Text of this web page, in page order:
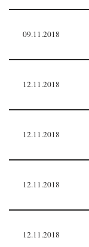
09.11.2018
12.11.2018
12.11.2018
12.11.2018
12.11.2018